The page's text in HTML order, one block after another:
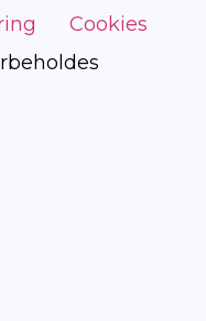
Cookies